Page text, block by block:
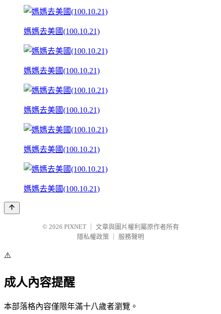
媽媽去美國(100.10.21)
媽媽去美國(100.10.21)
媽媽去美國(100.10.21)
媽媽去美國(100.10.21)
媽媽去美國(100.10.21)
© 2026 PIXNET
文章與圖片權利屬原作者所有
隱私權政策
服務聲明
⚠️
成人內容提醒
本部落格內容僅限年滿十八歲者瀏覽。